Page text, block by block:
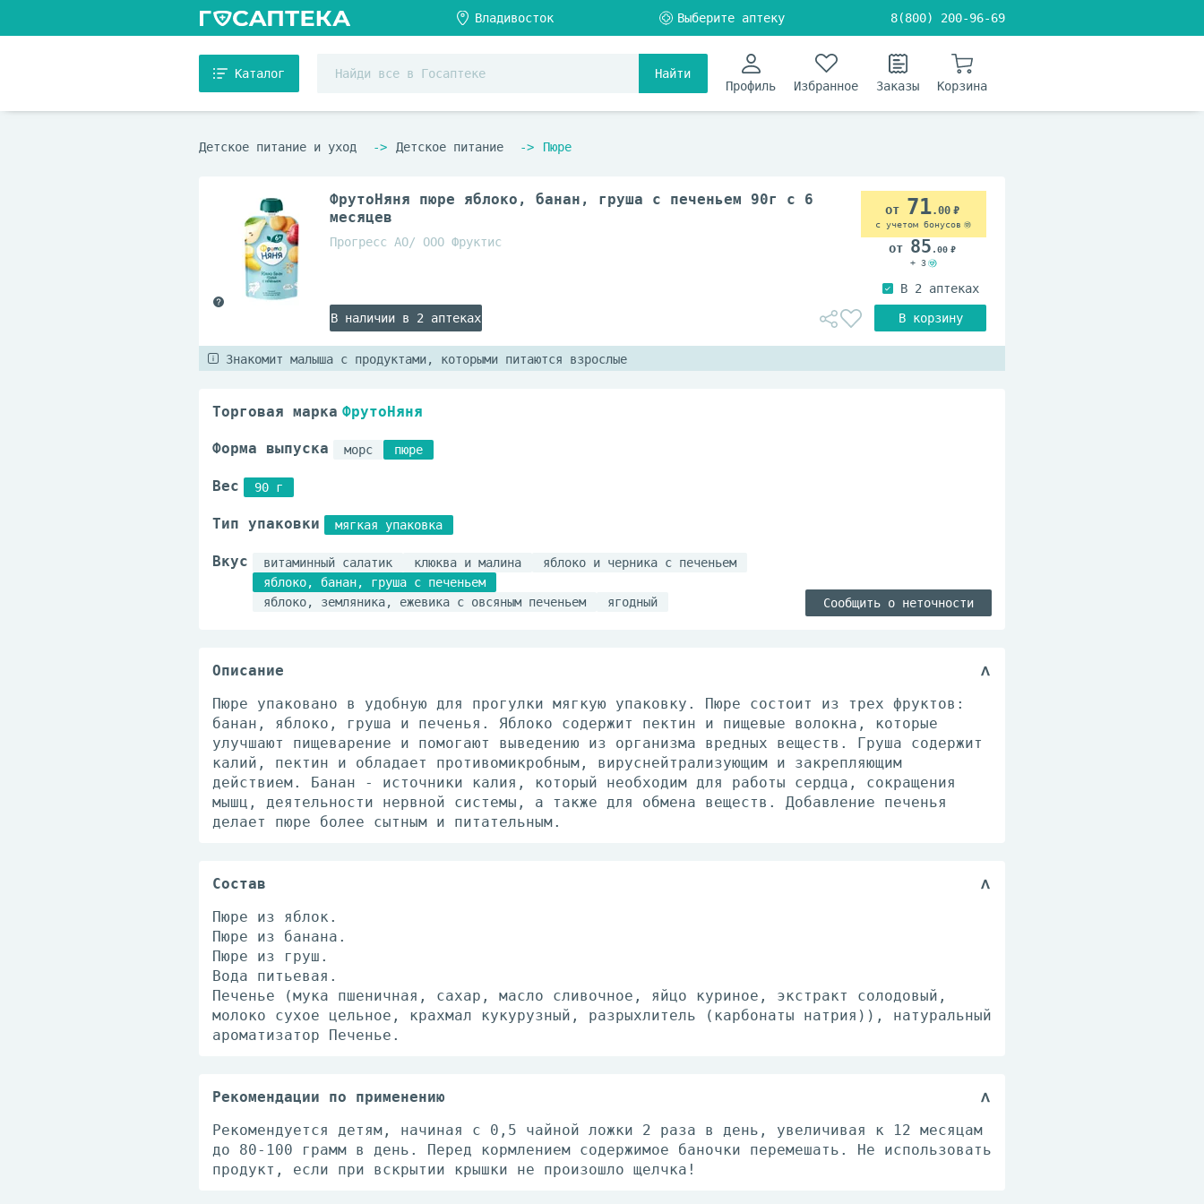
8(800) 200-96-69
Каталог
Найти
Профиль
Избранное Заказы Корзина
Детское питание и уход Детское питание Пюре
ФрутоНяня пюре яблоко, банан, груша с печеньем 90г с 6
месяцев
Прогресс АО/ ООО Фруктис
В наличии в 2 аптеках
71.00
с учетом бонусов
85 .00
+ 3
Знакомит малыша с продуктами, которыми питаются взрослые
Торговая марка ФрутоНяня
Форма выпуска морс пюре
Вес 90 г
Тип упаковки мягкая упаковка
Вкус витаминный салатик клюква и малина
яблоко и черника с печеньем
яблоко, банан, груша с печеньем
яблоко, земляника, ежевика с овсяным печеньем
ягодный Сообщить о неточности
Описание
Пюре упаковано в удобную для прогулки мягкую упаковку. Пюре состоит из трех фруктов:
банан, яблоко, груша и печенья. Яблоко содержит пектин и пищевые волокна, которые
улучшают пищеварение и помогают выведению из организма вредных веществ. Груша содержит
калий, пектин и обладает противомикробным, вируснейтрализующим и закрепляющим
действием. Банан - источники калия, который необходим для работы сердца, сокращения
мышц, деятельности нервной системы, а также для обмена веществ. Добавление печенья
делает пюре более сытным и питательным.
Состав
Пюре из яблок.
Пюре из банана.
Пюре из груш.
Вода питьевая.
Печенье (мука пшеничная, сахар, масло сливочное, яйцо куриное, экстракт солодовый,
молоко сухое цельное, крахмал кукурузный, разрыхлитель (карбонаты натрия)), натуральный
ароматизатор Печенье.
Рекомендации по применению
Рекомендуется детям, начиная с 0,5 чайной ложки 2 раза в день, увеличивая к 12 месяцам
до 80-100 грамм в день. Перед кормлением содержимое баночки перемешать. Не использовать
продукт, если при вскрытии крышки не произошло щелчка!